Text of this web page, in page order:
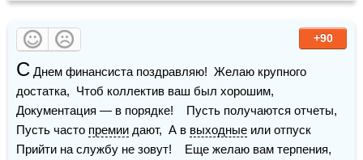
+90
С Днем финансиста поздравляю!  Желаю крупного
достатка,  Чтоб коллектив ваш был хорошим,
Документация — в порядке!    Пусть получаются отчеты,
Пусть часто премии дают,  А в выходные или отпуск
Прийти на службу не зовут!    Еще желаю вам терпения,